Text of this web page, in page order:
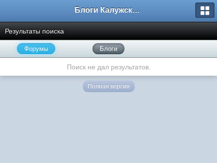
Блоги Калужского перекрестка
Результаты поиска
Форумы Блоги
Поиск не дал результатов.
Полная версия